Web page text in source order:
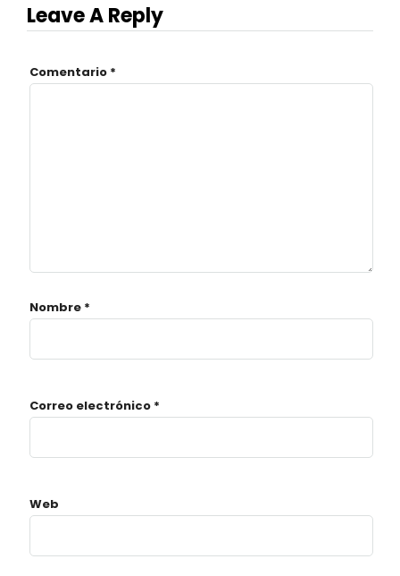
Leave A Reply
Comentario *
Nombre *
Correo electrónico *
Web